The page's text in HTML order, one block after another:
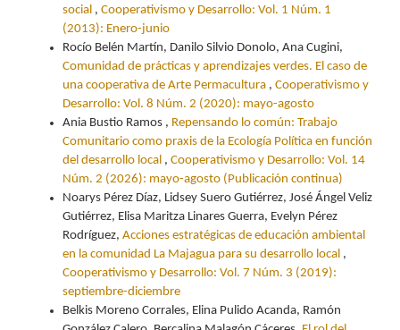
social , Cooperativismo y Desarrollo: Vol. 1 Núm. 1
(2013): Enero-junio
Rocío Belén Martín, Danilo Silvio Donolo, Ana Cugini,
Comunidad de prácticas y aprendizajes verdes. El caso de
una cooperativa de Arte Permacultura , Cooperativismo y
Desarrollo: Vol. 8 Núm. 2 (2020): mayo-agosto
Ania Bustio Ramos , Repensando lo común: Trabajo
Comunitario como praxis de la Ecología Política en función
del desarrollo local , Cooperativismo y Desarrollo: Vol. 14
Núm. 2 (2026): mayo-agosto (Publicación continua)
Noarys Pérez Díaz, Lidsey Suero Gutiérrez, José Ángel Veliz
Gutiérrez, Elisa Maritza Linares Guerra, Evelyn Pérez
Rodríguez, Acciones estratégicas de educación ambiental
en la comunidad La Majagua para su desarrollo local ,
Cooperativismo y Desarrollo: Vol. 7 Núm. 3 (2019):
septiembre-diciembre
Belkis Moreno Corrales, Elina Pulido Acanda, Ramón